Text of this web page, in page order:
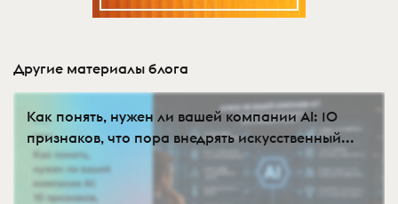
Другие материалы блога
Как понять, нужен ли вашей компании AI: 10
признаков, что пора внедрять искусственный...